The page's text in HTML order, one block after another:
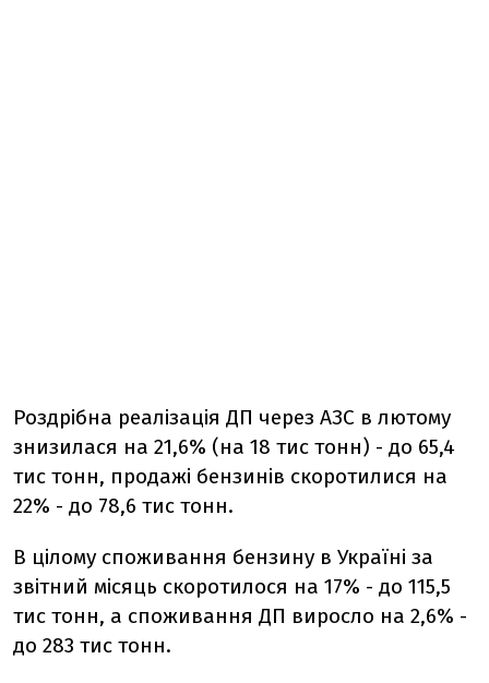
Роздрібна реалізація ДП через АЗС в лютому
знизилася на 21,6% (на 18 тис тонн) - до 65,4
тис тонн, продажі бензинів скоротилися на
22% - до 78,6 тис тонн.
В цілому споживання бензину в Україні за
звітний місяць скоротилося на 17% - до 115,5
тис тонн, а споживання ДП виросло на 2,6% -
до 283 тис тонн.